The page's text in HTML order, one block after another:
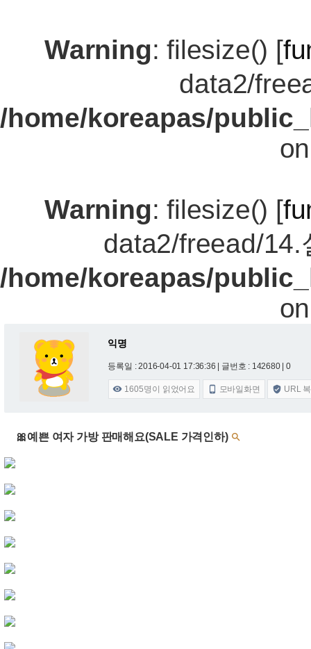
Warning: filesize() [
data2/
/home/koreapas/
Warning: filesize() [
data2/freead/
/home/koreapas/
익명
등록일 : 2016-04-01 17:36:36 | 글번호 : 142680 | 0
 1605명이 읽었어요  모바일화면  URL
🎀예쁜 여자 가방 판매해요(SALE 가격인하) 